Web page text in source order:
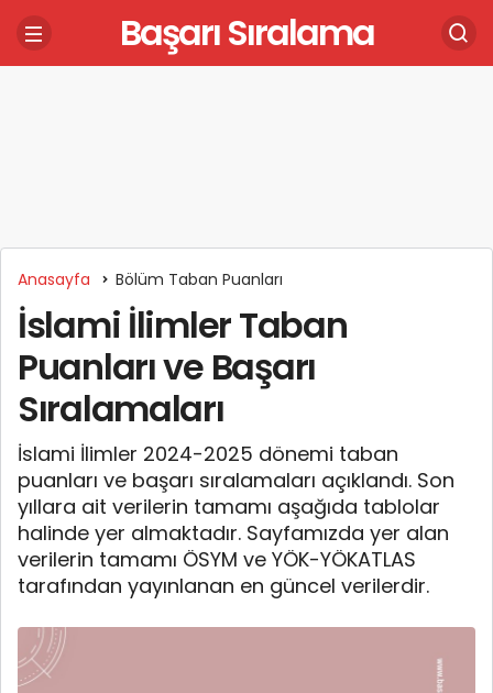
Başarı Sıralama
Anasayfa Bölüm Taban Puanları
İslami İlimler Taban
Puanları ve Başarı
Sıralamaları
İslami İlimler 2024-2025 dönemi taban
puanları ve başarı sıralamaları açıklandı. Son
yıllara ait verilerin tamamı aşağıda tablolar
halinde yer almaktadır. Sayfamızda yer alan
verilerin tamamı ÖSYM ve YÖK-YÖKATLAS
tarafından yayınlanan en güncel verilerdir.